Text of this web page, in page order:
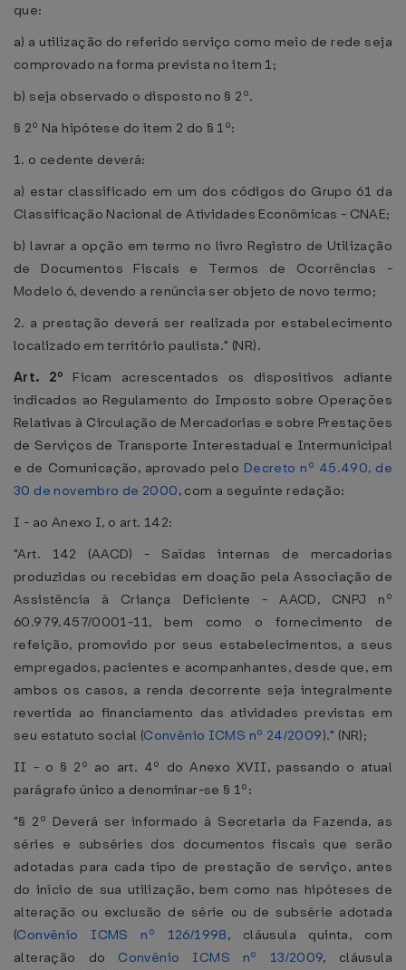
que:
a) a utilização do referido serviço como meio de rede seja
comprovado na forma prevista no item 1;
b) seja observado o disposto no § 2º.
§ 2º Na hipótese do item 2 do § 1º:
1. o cedente deverá:
a) estar classificado em um dos códigos do Grupo 61 da
Classificação Nacional de Atividades Econômicas - CNAE;
b) lavrar a opção em termo no livro Registro de Utilização
de Documentos Fiscais e Termos de Ocorrências -
Modelo 6, devendo a renúncia ser objeto de novo termo;
2. a prestação deverá ser realizada por estabelecimento
localizado em território paulista." (NR).
Art. 2º Ficam acrescentados os dispositivos adiante
indicados ao Regulamento do Imposto sobre Operações
Relativas à Circulação de Mercadorias e sobre Prestações
de Serviços de Transporte Interestadual e Intermunicipal
e de Comunicação, aprovado pelo Decreto nº 45.490, de
30 de novembro de 2000, com a seguinte redação:
I - ao Anexo I, o art. 142:
"Art. 142 (AACD) - Saídas internas de mercadorias
produzidas ou recebidas em doação pela Associação de
Assistência à Criança Deficiente - AACD, CNPJ nº
60.979.457/0001-11, bem como o fornecimento de
refeição, promovido por seus estabelecimentos, a seus
empregados, pacientes e acompanhantes, desde que, em
ambos os casos, a renda decorrente seja integralmente
revertida ao financiamento das atividades previstas em
seu estatuto social (Convênio ICMS nº 24/2009)." (NR);
II - o § 2º ao art. 4º do Anexo XVII, passando o atual
parágrafo único a denominar-se § 1º:
"§ 2º Deverá ser informado à Secretaria da Fazenda, as
séries e subséries dos documentos fiscais que serão
adotadas para cada tipo de prestação de serviço, antes
do início de sua utilização, bem como nas hipóteses de
alteração ou exclusão de série ou de subsérie adotada
(Convênio ICMS nº 126/1998, cláusula quinta, com
alteração do Convênio ICMS nº 13/2009, cláusula